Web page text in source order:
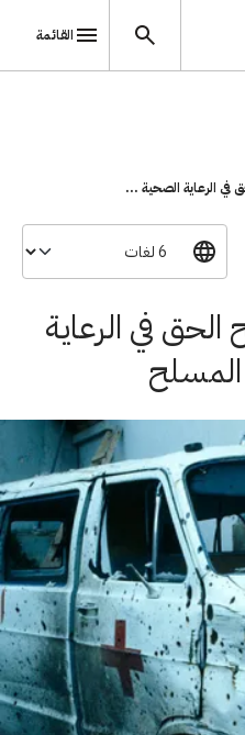
القائمة
الرعاية الصحية ...
في الرعاية
المسلح